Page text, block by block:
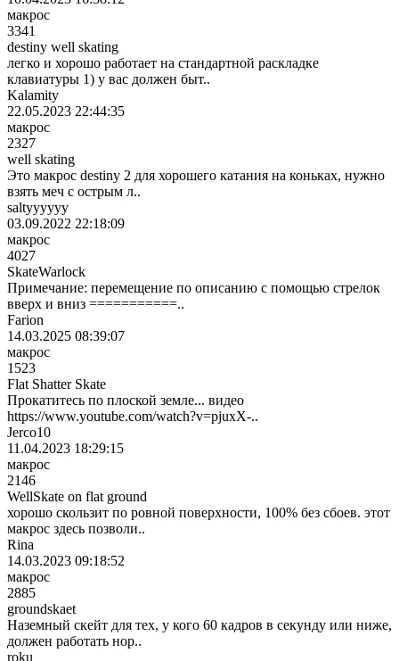
макрос
3341
destiny well skating
легко и хорошо работает на стандартной раскладке
клавиатуры 1) у вас должен быт..
Kalamity
22.05.2023 22:44:35
макрос
2327
well skating
Это макрос destiny 2 для хорошего катания на коньках, нужно
взять меч с острым л..
saltyyyyyy
03.09.2022 22:18:09
макрос
4027
SkateWarlock
Примечание: перемещение по описанию с помощью стрелок
вверх и вниз ===========..
Farion
14.03.2025 08:39:07
макрос
1523
Flat Shatter Skate
Прокатитесь по плоской земле... видео
https://www.youtube.com/watch?v=pjuxX-..
Jerco10
11.04.2023 18:29:15
макрос
2146
WellSkate on flat ground
хорошо скользит по ровной поверхности, 100% без сбоев. этот
макрос здесь позволи..
Rina
14.03.2023 09:18:52
макрос
2885
groundskaet
Наземный скейт для тех, у кого 60 кадров в секунду или ниже,
должен работать нор..
roku